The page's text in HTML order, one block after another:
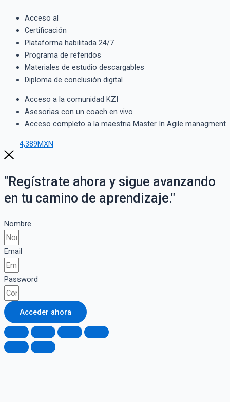
Acceso al
Certificación
Plataforma habilitada 24/7
Programa de referidos
Materiales de estudio descargables
Diploma de conclusión digital
Acceso a la comunidad KZI
Asesorias con un coach en vivo
Acceso completo a la maestria Master In Agile managment
4,389MXN
"Regístrate ahora y sigue avanzando
en tu camino de aprendizaje."
Nombre
Email
Password
Acceder ahora